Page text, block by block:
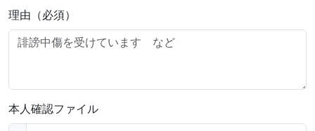
理由（必須）
本人確認ファイル